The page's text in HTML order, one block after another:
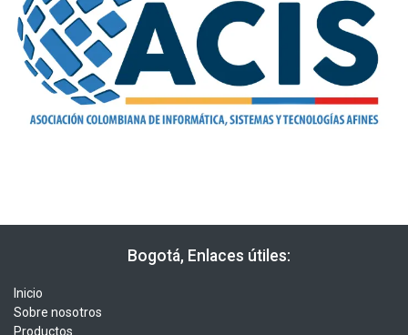
​​ Bogotá, Enlaces útiles:
Inicio
Sobre nosotros
Productos